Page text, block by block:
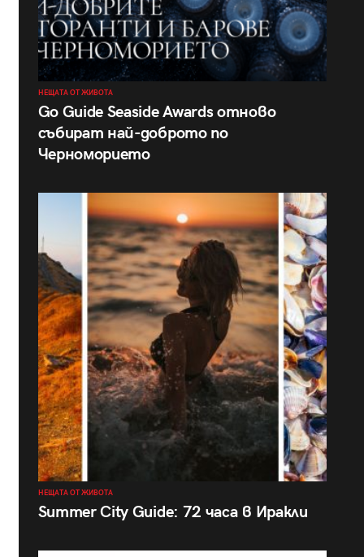
НЕЩАТА ОТ ЖИВОТА
Go Guide Seaside Awards отново
събират най-доброто по
Черноморието
НЕЩАТА ОТ ЖИВОТА
Summer City Guide: 72 часа в Иракли